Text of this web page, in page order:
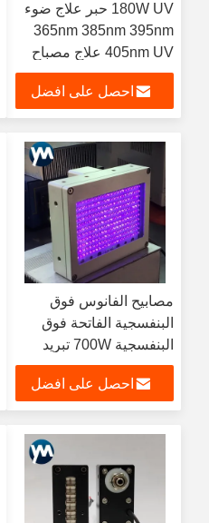
180W UV حبر علاج ضوء
365nm 385nm 395nm
405nm UV علاج مصباح
احصل على افضل
مصابيح الفانوس فوق
البنفسجية الفاتحة فوق
البنفسجية 700W تبريد
المياه مصباح العلاج فوق
البنفسجي للطباعة الورقية
مع 395nm الضوء
احصل على افضل